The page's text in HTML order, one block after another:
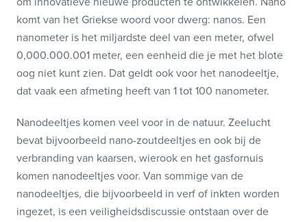
komt van het Griekse woord voor dwerg: nanos. Een
nanometer is het miljardste deel van een meter, ofwel
0,000.000.001 meter, een eenheid die je met het blote
oog niet kunt zien. Dat geldt ook voor het nanodeeltje,
dat vaak een afmeting heeft van 1 tot 100 nanometer.
Nanodeeltjes komen veel voor in de natuur. Zeelucht
bevat bijvoorbeeld nano-zoutdeeltjes en ook bij de
verbranding van kaarsen, wierook en het gasfornuis
komen nanodeeltjes voor. Van sommige van de
nanodeeltjes, die bijvoorbeeld in verf of inkten worden
ingezet, is een veiligheidsdiscussie ontstaan over de